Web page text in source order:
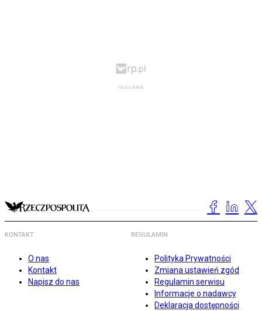
KONTAKT
O nas
Kontakt
Napisz do nas
REGULAMIN
Polityka Prywatności
Zmiana ustawień zgód
Regulamin serwisu
Informacje o nadawcy
Deklaracja dostępności